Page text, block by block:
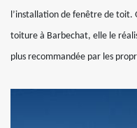
l’installation de fenêtre de toit.
toiture à Barbechat, elle le
plus recommandée par les